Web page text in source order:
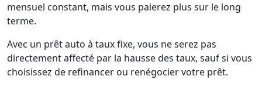
mensuel constant, mais vous paierez plus sur le long
terme.
Avec un prêt auto à taux fixe, vous ne serez pas
directement affecté par la hausse des taux, sauf si vous
choisissez de refinancer ou renégocier votre prêt.